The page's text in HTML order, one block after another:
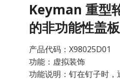
Keyman 重型
的非功能性盖板
产品代码：X98025D01
功能：虚拟装饰
功能说明：钉在钉子时，